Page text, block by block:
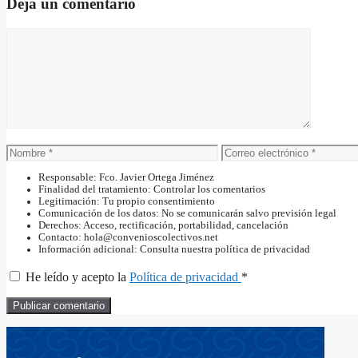
Deja un comentario
Nombre
Correo
electrónico
Responsable: Fco. Javier Ortega Jiménez
Finalidad del tratamiento: Controlar los comentarios
Legitimación: Tu propio consentimiento
Comunicación de los datos: No se comunicarán salvo previsión legal
Derechos: Acceso, rectificación, portabilidad, cancelación
Contacto: hola@convenioscolectivos.net
Información adicional: Consulta nuestra política de privacidad
He leído y acepto la Política de privacidad *